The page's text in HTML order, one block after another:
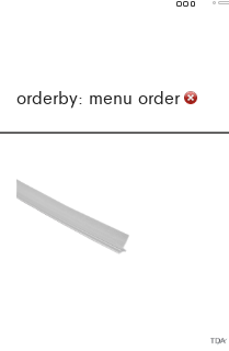
orderby: menu order